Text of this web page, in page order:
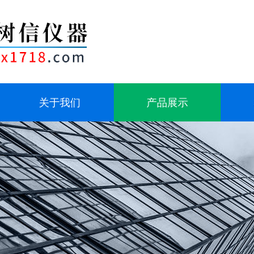
关于我们 产品展示